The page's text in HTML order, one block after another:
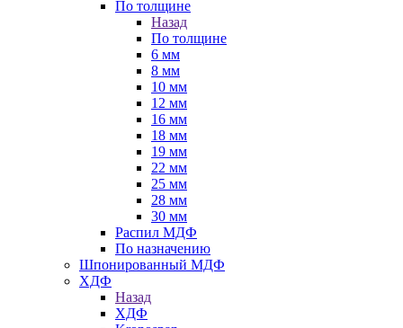
По толщине
Назад
По толщине
6 мм
8 мм
10 мм
12 мм
16 мм
18 мм
19 мм
22 мм
25 мм
28 мм
30 мм
Распил МДФ
По назначению
Шпонированный МДФ
ХДФ
Назад
ХДФ